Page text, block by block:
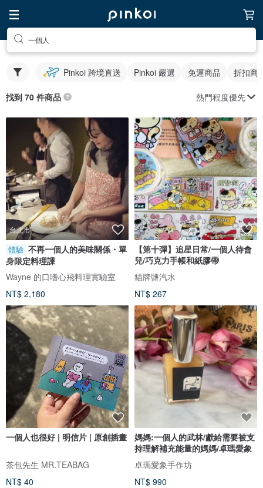
一個人
Pinkoi 跨境直送 Pinkoi 嚴選 免運商品 折扣商
找到 70 件商品 熱門程度優先
台北市
體驗 不再一個人的美味關係・單
身限定料理課
Wayne 的口嗜心飛料理實驗室
NT$ 2,180
【第十彈】追星日常/一個人待會
兒/巧克力手帳和紙膠帶
貓牌鹽汽水
NT$ 267
一個人也很好 | 明信片 | 原創插畫
茶包先生 MR.TEABAG
NT$ 40
媽媽:一個人的武林/獻給需要被支
持理解補充能量的媽媽/卓瑪愛象
卓瑪愛象手作坊
NT$ 990